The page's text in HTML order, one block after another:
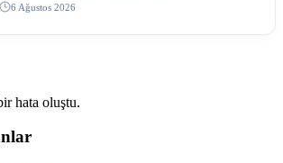
6 Ağustos 2026
hata oluştu.